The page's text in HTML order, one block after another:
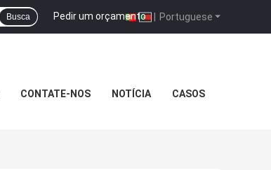
Portuguese
Pedir um orçamento |
Busca
CONTATE-NOS NOTÍCIA CASOS